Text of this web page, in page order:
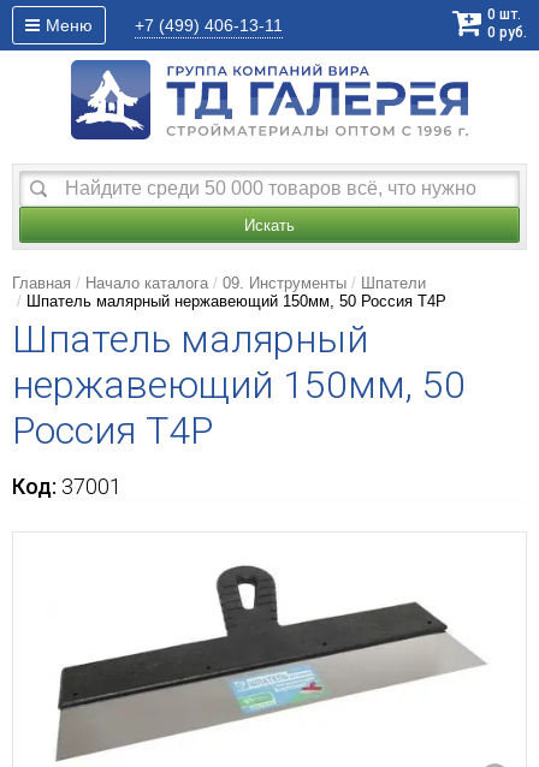
Меню +7 (499) 406-13-11
0 шт.
0 руб.
Искать
Главная Начало каталога 09. Инструменты
Шпатели
Шпатель малярный нержавеющий 150мм, 50 Россия T4P
Шпатель малярный
нержавеющий 150мм, 50
Россия T4P
Код: 37001